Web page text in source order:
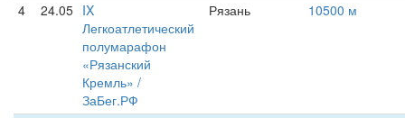
4 24.05 IX
Легкоатлетический
полумарафон
«Рязанский
Кремль» /
ЗаБег.РФ
Рязань 10500 м